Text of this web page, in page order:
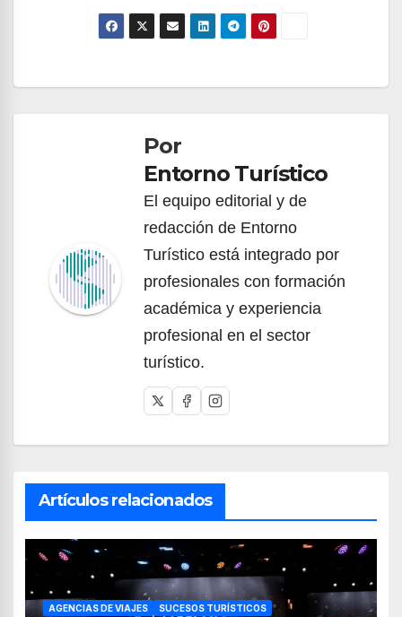
entradasPor
Entorno Turístico
El equipo editorial y de
redacción de Entorno
Turístico está integrado por
profesionales con formación
académica y experiencia
profesional en el sector
turístico.
Artículos relacionados
AGENCIAS DE VIAJES SUCESOS TURÍSTICOS